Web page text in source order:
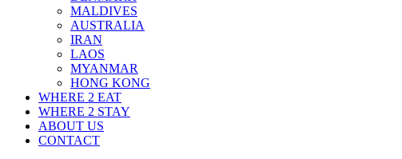
MALDIVES
AUSTRALIA
IRAN
LAOS
MYANMAR
HONG KONG
WHERE 2 EAT
WHERE 2 STAY
ABOUT US
CONTACT